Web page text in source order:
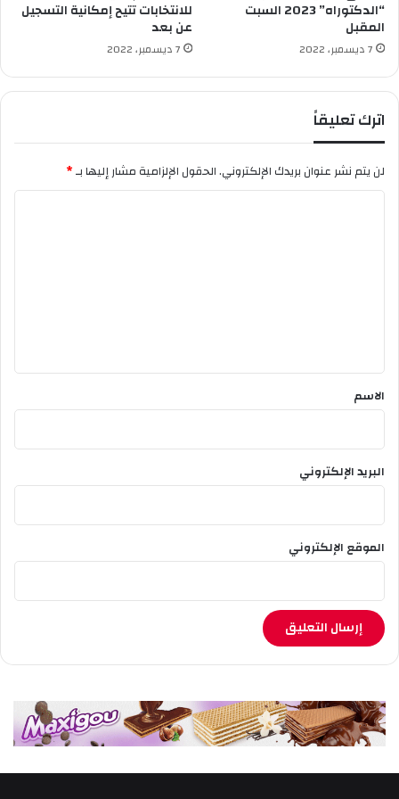
د
ر
ا
ة
ل
م
ف
ا
ا
ل
خ
و
ل
ل
م
د
س
ي
2
0
2
-
2
2
ت
ق
ب
ل
ل
م
ض
ى
“الدكتوراه” 2023 السبت
المقبل
7 ديسمبر، 2022
للانتخابات تتيح إمكانية التسجيل
عن بعد
7 ديسمبر، 2022
اترك تعليقاً
لن يتم نشر عنوان بريدك الإلكتروني.الحقول الإلزامية مشار إليها بـ*
*
الاسم
البريد الإلكتروني
الموقع الإلكتروني